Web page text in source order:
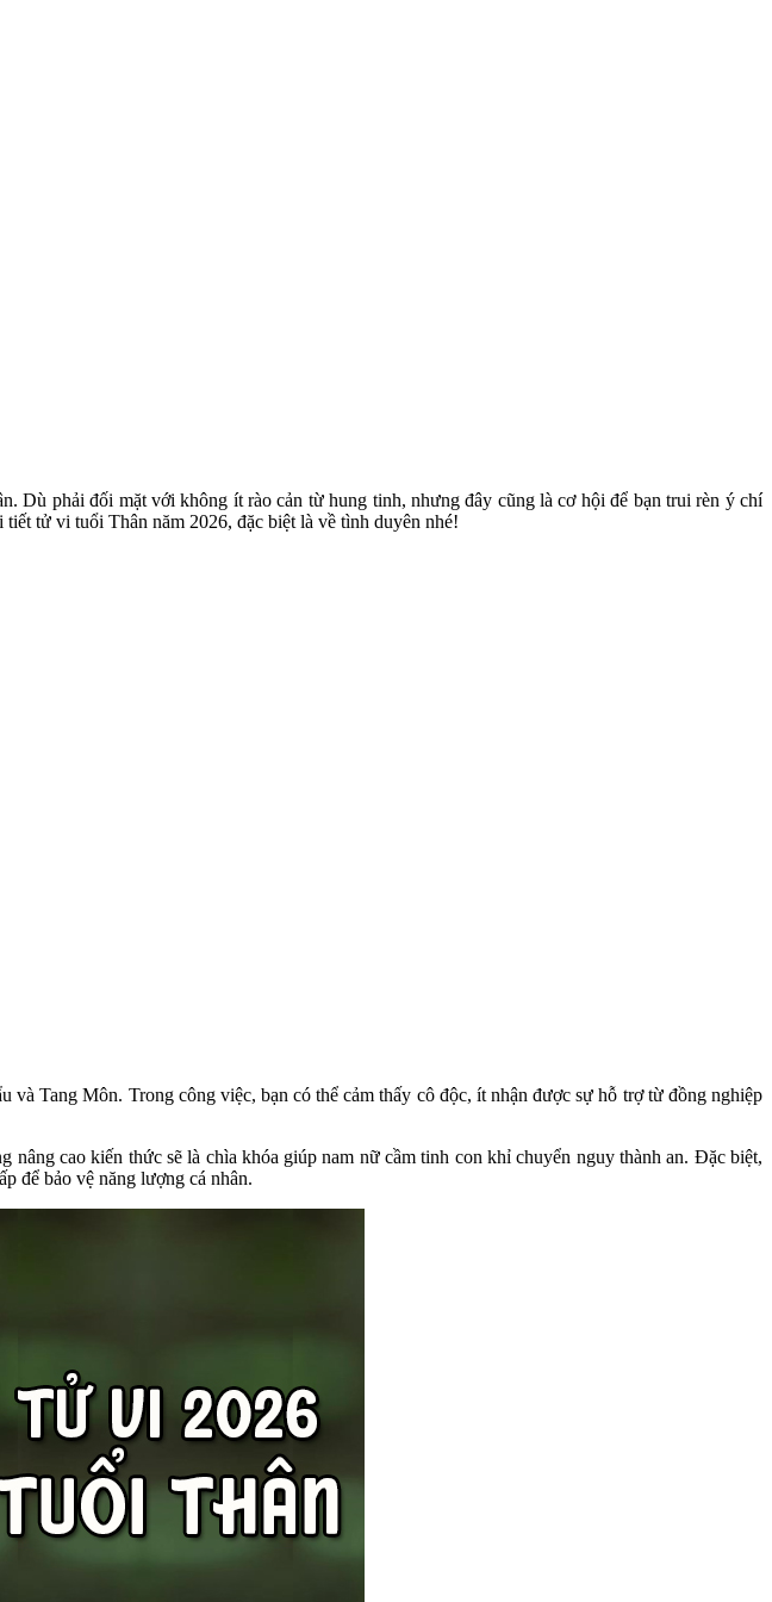
Dù phải đối mặt với không ít rào cản từ hung tinh, nhưng đây cũng là cơ hội để bạn trui rèn ý chí
tử vi tuổi Thân năm 2026, đặc biệt là về tình duyên nhé!
Tang Môn. Trong công việc, bạn có thể cảm thấy cô độc, ít nhận được sự hỗ trợ từ đồng nghiệp
cao kiến thức sẽ là chìa khóa giúp nam nữ cầm tinh con khỉ chuyển nguy thành an. Đặc biệt,
để bảo vệ năng lượng cá nhân.